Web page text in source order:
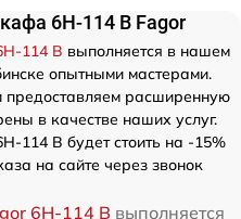
6H-114 B Fagor
114 B выполняется в нашем
опытными мастерами.
предоставляем расширенную
в качестве наших услуг.
114 B будет стоить на -15%
на сайте через звонок
6H-114 B выполняется